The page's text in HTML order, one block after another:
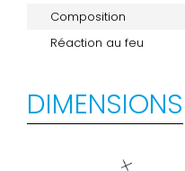
Composition
Réaction au feu
DIMENSIONS